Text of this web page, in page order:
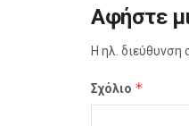
Αφήστε
Η ηλ. διεύθυνση
Σχόλιο *